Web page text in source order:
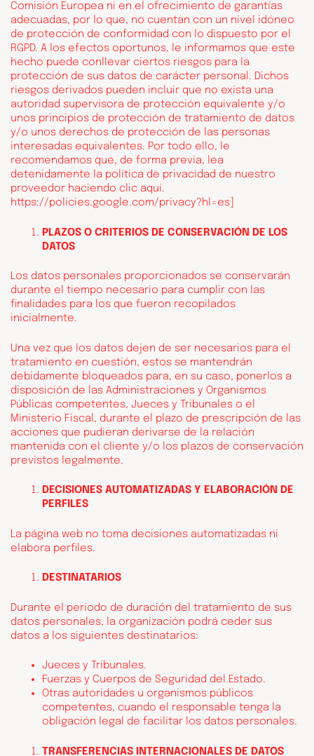
Comisión Europea ni en el ofrecimiento de garantías
adecuadas, por lo que, no cuentan con un nivel idóneo
de protección de conformidad con lo dispuesto por el
RGPD. A los efectos oportunos, le informamos que este
hecho puede conllevar ciertos riesgos para la
protección de sus datos de carácter personal. Dichos
riesgos derivados pueden incluir que no exista una
autoridad supervisora de protección equivalente y/o
unos principios de protección de tratamiento de datos
y/o unos derechos de protección de las personas
interesadas equivalentes. Por todo ello, le
recomendamos que, de forma previa, lea
detenidamente la política de privacidad de nuestro
proveedor haciendo clic aquí.
https://policies.google.com/privacy?hl=es
PLAZOS O CRITERIOS DE CONSERVACIÓN DE LOS
DATOS
Los datos personales proporcionados se conservarán
durante el tiempo necesario para cumplir con las
finalidades para los que fueron recopilados
inicialmente.
Una vez que los datos dejen de ser necesarios para el
tratamiento en cuestión, estos se mantendrán
debidamente bloqueados para, en su caso, ponerlos a
disposición de las Administraciones y Organismos
Públicas competentes, Jueces y Tribunales o el
Ministerio Fiscal, durante el plazo de prescripción de las
acciones que pudieran derivarse de la relación
mantenida con el cliente y/o los plazos de conservación
previstos legalmente.
DECISIONES AUTOMATIZADAS Y ELABORACIÓN DE
PERFILES
La página web no toma decisiones automatizadas ni
elabora perfiles.
DESTINATARIOS
Durante el periodo de duración del tratamiento de sus
datos personales, la organización podrá ceder sus
datos a los siguientes destinatarios:
Jueces y Tribunales.
Fuerzas y Cuerpos de Seguridad del Estado.
Otras autoridades u organismos públicos
competentes, cuando el responsable tenga la
obligación legal de facilitar los datos personales.
TRANSFERENCIAS INTERNACIONALES DE DATOS